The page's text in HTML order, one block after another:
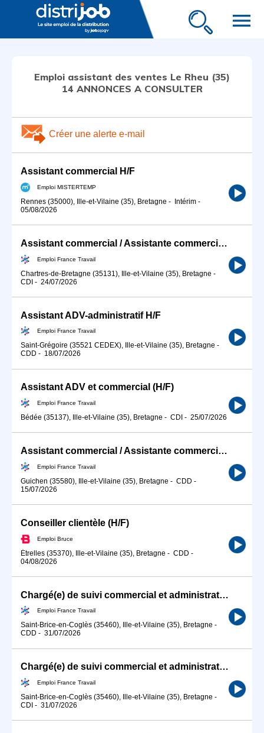
menu
Emploi assistant des ventes Le Rheu (35)
14 ANNONCES A CONSULTER
Créer une alerte e-mail
Assistant commercial H/F
Emploi MISTERTEMP
Rennes (35000), Ille-et-Vilaine (35), Bretagne - Intérim -
05/08/2026
Assistant commercial / Assistante commerciale
Emploi France Travail
Chartres-de-Bretagne (35131), Ille-et-Vilaine (35), Bretagne -
CDI - 24/07/2026
Assistant ADV-administratif H/F
Emploi France Travail
Saint-Grégoire (35521 CEDEX), Ille-et-Vilaine (35), Bretagne -
CDD - 18/07/2026
Assistant ADV et commercial (H/F)
Emploi France Travail
Bédée (35137), Ille-et-Vilaine (35), Bretagne - CDI - 25/07/2026
Assistant commercial / Assistante commerciale (H/F)
Emploi France Travail
Guichen (35580), Ille-et-Vilaine (35), Bretagne - CDD -
15/07/2026
Conseiller clientèle (H/F)
Emploi Bruce
Étrelles (35370), Ille-et-Vilaine (35), Bretagne - CDD -
04/08/2026
Chargé(e) de suivi commercial et administration des ventes (H/F)
Emploi France Travail
Saint-Brice-en-Coglès (35460), Ille-et-Vilaine (35), Bretagne -
CDD - 31/07/2026
Chargé(e) de suivi commercial et administration des ventes (H/F)
Emploi France Travail
Saint-Brice-en-Coglès (35460), Ille-et-Vilaine (35), Bretagne -
CDI - 31/07/2026